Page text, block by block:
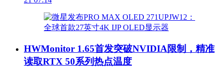
HWMonitor 1.65首发突破NVIDIA限制，精准
读取RTX 50系列热点温度